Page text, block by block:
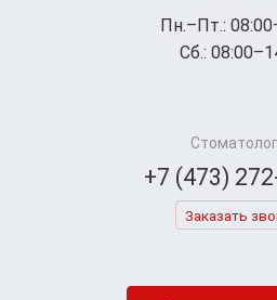
Пн.–Пт.:
Сб.:
+7 (473)
Заказать